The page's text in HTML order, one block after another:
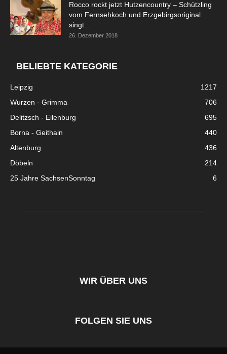
Rocco rockt jetzt Hutzencountry – Schützling
vom Fernsehkoch und Erzgebirgsoriginal
singt...
26. Dezember 2018
BELIEBTE KATEGORIE
Leipzig
1217
Wurzen - Grimma
706
Delitzsch - Eilenburg
695
Borna - Geithain
440
Altenburg
436
Döbeln
214
25 Jahre SachsenSonntag
6
WIR ÜBER UNS
FOLGEN SIE UNS